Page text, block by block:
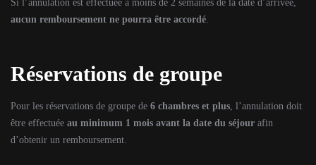
Si l’annulation est effectuée à moins de 2 semaines de la date d’arrivée,
aucun remboursement ne pourra être accordé.
Réservations de groupe
Pour les réservations de groupe de 6 chambres et plus, l’annulation doit
être effectuée au minimum 1 mois avant la date du séjour afin
d’obtenir un remboursement.